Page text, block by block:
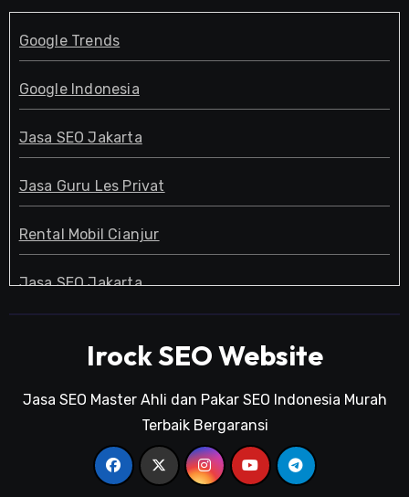
Google Trends
Google Indonesia
Jasa SEO Jakarta
Jasa Guru Les Privat
Rental Mobil Cianjur
Jasa SEO Jakarta
Kursus SEO Jakarta
Irock SEO Website
Jasa SEO Master Ahli dan Pakar SEO Indonesia Murah
Terbaik Bergaransi